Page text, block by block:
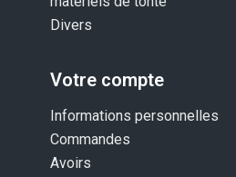
Divers
Votre compte
Informations personnelles
Commandes
Avoirs